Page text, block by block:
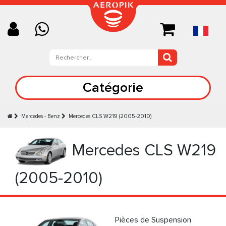
Catégorie
Mercedes - Benz Mercedes CLS W219 (2005-2010)
Mercedes CLS W219
(2005-2010)
Pièces de Suspension